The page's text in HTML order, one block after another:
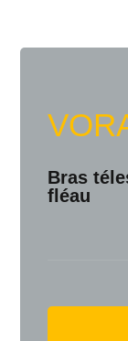
Bras
fléau